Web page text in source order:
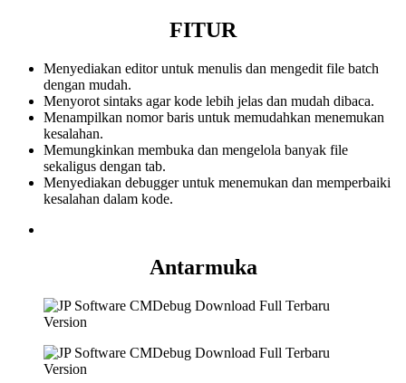
FITUR
Menyediakan editor untuk menulis dan mengedit file batch
dengan mudah.
Menyorot sintaks agar kode lebih jelas dan mudah dibaca.
Menampilkan nomor baris untuk memudahkan menemukan
kesalahan.
Memungkinkan membuka dan mengelola banyak file
sekaligus dengan tab.
Menyediakan debugger untuk menemukan dan memperbaiki
kesalahan dalam kode.
Antarmuka